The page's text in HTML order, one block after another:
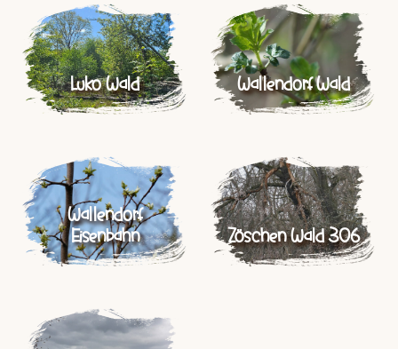
Luko Wald Wallendorf Wald
Wallendorf
Eisenbahn
Zöschen Wald 306